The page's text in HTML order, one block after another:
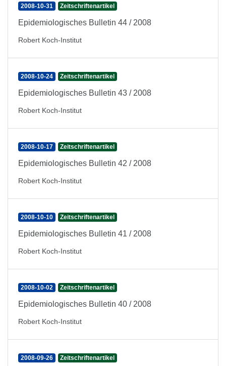
2008-10-31 Zeitschriftenartikel
Epidemiologisches Bulletin 44 / 2008
Robert Koch-Institut
2008-10-24 Zeitschriftenartikel
Epidemiologisches Bulletin 43 / 2008
Robert Koch-Institut
2008-10-17 Zeitschriftenartikel
Epidemiologisches Bulletin 42 / 2008
Robert Koch-Institut
2008-10-10 Zeitschriftenartikel
Epidemiologisches Bulletin 41 / 2008
Robert Koch-Institut
2008-10-02 Zeitschriftenartikel
Epidemiologisches Bulletin 40 / 2008
Robert Koch-Institut
2008-09-26 Zeitschriftenartikel